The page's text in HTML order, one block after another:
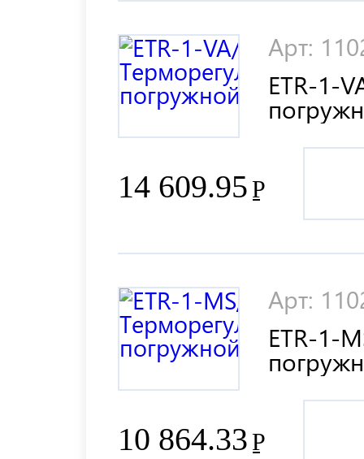
14 609.95Р
Арт:
ETR-1-
10 864.33Р
Арт:
ETR-1-